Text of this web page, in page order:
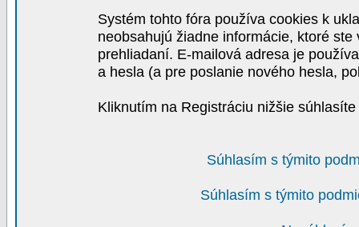
Systém tohto fóra používa cookies k
neobsahujú žiadne informácie, ktoré
prehliadaní. E-mailová adresa je
a hesla (a pre poslanie nového hesla,
Kliknutím na Registráciu nižšie
Súhlasím s týmito
Súhlasím s týmito